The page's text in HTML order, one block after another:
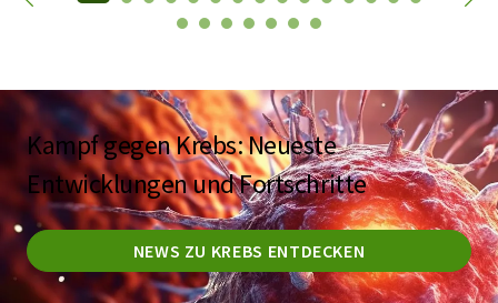
Kampf gegen Krebs: Neueste
Entwicklungen und Fortschritte
NEWS ZU KREBS ENTDECKEN